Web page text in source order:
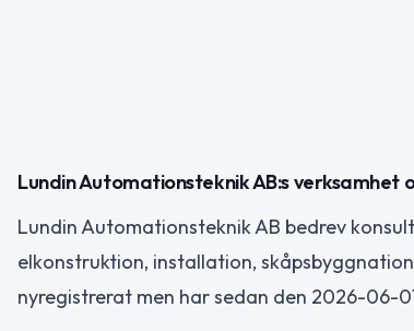
Lundin Automationsteknik AB:s verksamhet
Lundin Automationsteknik AB bedrev
elkonstruktion, installation,
nyregistrerat men har sedan den 2026-06-